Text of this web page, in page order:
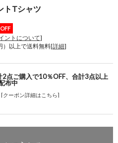
トTシャツ
ントについて]
）以上で送料無料[詳細]
2点ご購入で10％OFF、合計3点以上
布中
[クーポン詳細はこちら]